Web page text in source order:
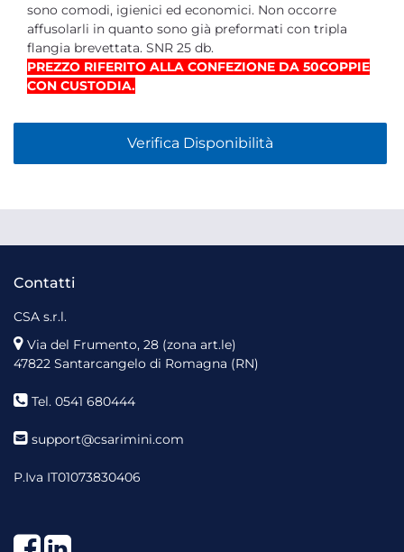
sono comodi, igienici ed economici. Non occorre
affusolarli in quanto sono già preformati con tripla
flangia brevettata. SNR 25 db.
PREZZO RIFERITO ALLA CONFEZIONE DA 50COPPIE
CON CUSTODIA.
Verifica Disponibilità
Contatti
CSA s.r.l.
Via del Frumento, 28 (zona art.le)
47822 Santarcangelo di Romagna (RN)
Tel. 0541 680444
support@csarimini.com
P.Iva IT01073830406
Facebook
LinkedIn